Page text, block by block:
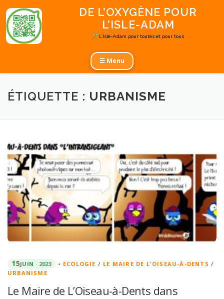
au
contenu
DE L’OXYGÈNE POUR
L’ISLE-ADAM
L’Isle-Adam pour toutes et pour tous
☰ Menu
ÉTIQUETTE : URBANISME
15JUIN 2023 • ECOLOGIE / LE MAIRE DE L'OISEAU-À-DENTS /
URBANISME
Le Maire de L’Oiseau-à-Dents dans